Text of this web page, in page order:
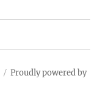
Proudly powered by